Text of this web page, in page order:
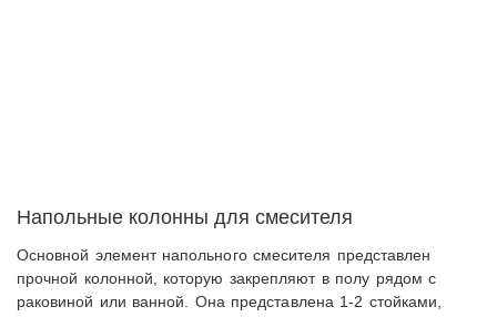
Напольные колонны для смесителя
Основной элемент напольного смесителя представлен
прочной колонной, которую закрепляют в полу рядом с
раковиной или ванной. Она представлена 1-2 стойками,